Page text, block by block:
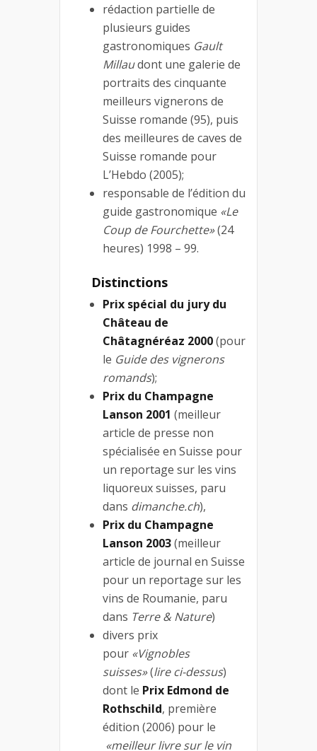
rédaction partielle de
plusieurs guides
gastronomiques Gault
Millaudont une galerie de
portraits des cinquante
meilleurs vignerons de
Suisse romande (95), puis
des meilleures de caves de
Suisse romande pour
L’Hebdo (2005);
responsable de l’édition du
guide gastronomique «Le
Coup de Fourchette»(24
heures) 1998 – 99.
Distinctions
Prix spécial du jury du
Château de
Châtagnéréaz 2000(pour
le Guide des vignerons
romands);
Prix du Champagne
Lanson 2001 (meilleur
article de presse non
spécialisée en Suisse pour
un reportage sur les vins
liquoreux suisses, paru
dans dimanche.ch),
Prix du Champagne
Lanson 2003(meilleur
article de journal en Suisse
pour un reportage sur les
vins de Roumanie, paru
dans Terre & Nature)
divers prix
pour «Vignobles
suisses»(lire ci-dessus)
dont le Prix Edmond de
Rothschild, première
édition (2006) pour le
«meilleur livre sur le vin